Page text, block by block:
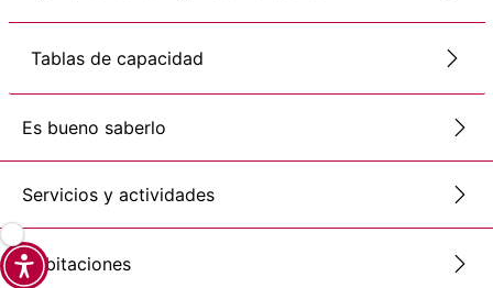
Tablas de capacidad
Es bueno saberlo
Servicios y actividades
Habitaciones